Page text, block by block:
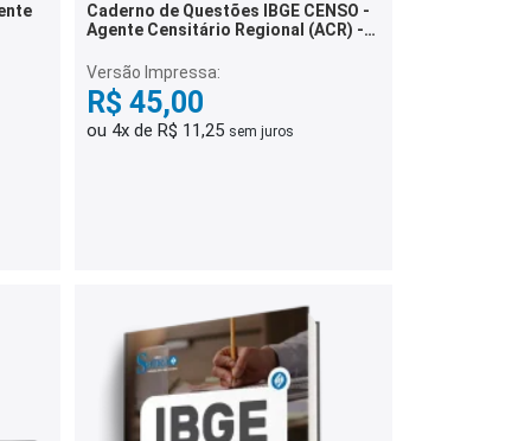
Caderno de Questões IBGE CENSO -
Agente Censitário Regional (ACR) -
Versão Impressa:
R$ 45,00
ou 4x de R$ 11,25 sem juros